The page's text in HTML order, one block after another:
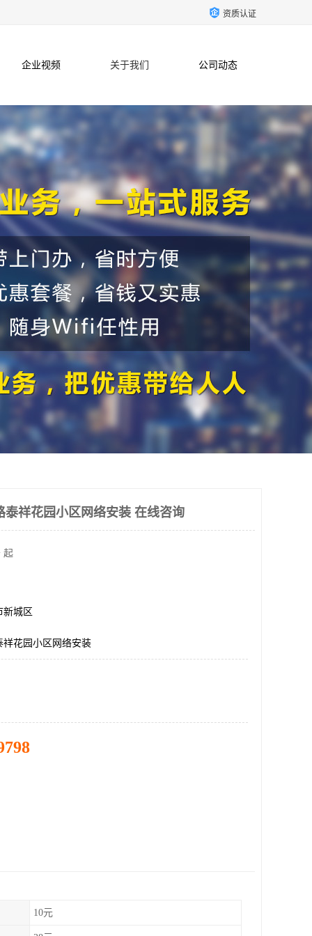
资质认证
企业视频 关于我们 公司动态
联系方式
泰祥花园小区网络安装 在线咨询
起
新城区
祥花园小区网络安装
10元